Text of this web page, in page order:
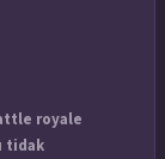
royale
tidak